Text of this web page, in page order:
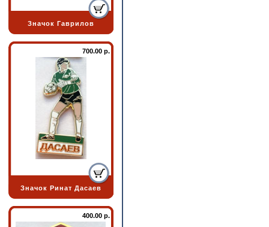
Значок Гаврилов
700.00 р.
Значок Ринат Дасаев
400.00 р.